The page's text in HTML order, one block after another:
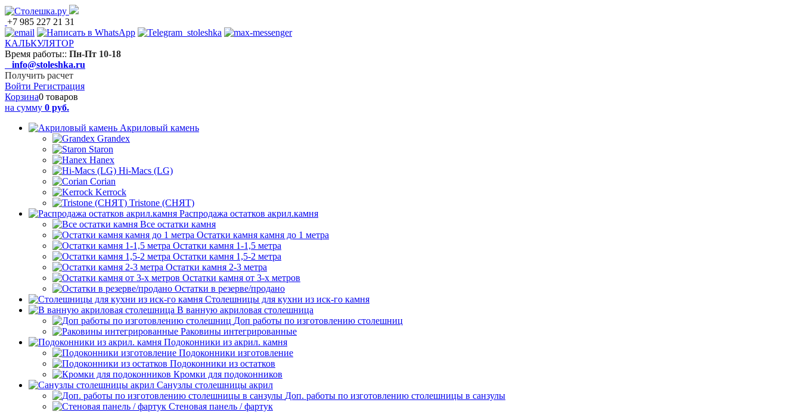
+7 985 227 21 31
КАЛЬКУЛЯТОР
Время работы:: Пн-Пт 10-18
info@stoleshka.ru
Получить расчет
Войти Регистрация
Корзина0 товаров
на сумму 0 руб.
Акриловый камень
Grandex
Staron
Hanex
Hi-Macs (LG)
Corian
Kerrock
Tristone (СНЯТ)
Распродажа остатков акрил.камня
Все остатки камня
Остатки камня камня до 1 метра
Остатки камня 1-1,5 метра
Остатки камня 1,5-2 метра
Остатки камня 2-3 метра
Остатки камня от 3-х метров
Остатки в резерве/продано
Столешницы для кухни из иск-го камня
В ванную акриловая столешница
Доп работы по изготовлению столешниц
Раковины интегрированные
Подоконники из акрил. камня
Подоконники изготовление
Подоконники из остатков
Кромки для подоконников
Санузлы столешницы акрил
Доп. работы по изготовлению столешницы в санзулы
Стеновая панель / фартук